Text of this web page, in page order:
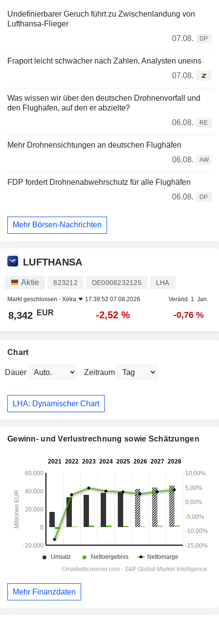
Undefinierbarer Geruch führt zu Zwischenlandung von
Lufthansa-Flieger
07.08.
DP
Fraport leicht schwächer nach Zahlen, Analysten uneins
07.08.
Was wissen wir über den deutschen Drohnenvorfall und
den Flughafen, auf den er abzielte?
06.08.
RE
Mehr Drohnensichtungen an deutschen Flughäfen
06.08.
AW
FDP fordert Drohnenabwehrschutz für alle Flughäfen
06.08.
DP
Mehr Börsen-Nachrichten
LUFTHANSA
Aktie 823212 DE0008232125 LHA
Markt geschlossen - Xetra 17:39:52 07.08.2026 Veränd. 1. Jan.
8,342 EUR -2,52 % -0,76 %
Chart
Dauer Zeitraum
LHA: Dynamischer Chart
Gewinn- und Verlustrechnung sowie Schätzungen
Mehr Finanzdaten